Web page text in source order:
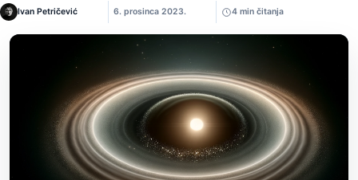
Ivan Petričević 6. prosinca 2023. 4 min čitanja